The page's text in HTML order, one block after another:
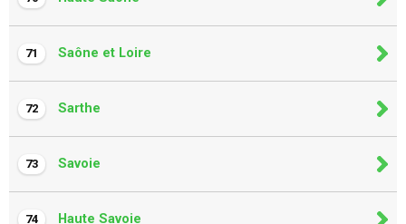
71 Saône et Loire
72 Sarthe
73 Savoie
74 Haute Savoie